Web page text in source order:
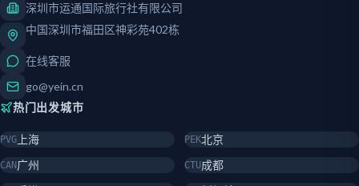
深圳市运通国际旅行社有限公司
中国深圳市福田区神彩苑402栋
在线客服
go@yein.cn
热门出发城市
PVG 上海 PEK北京
CAN 广州 CTU成都